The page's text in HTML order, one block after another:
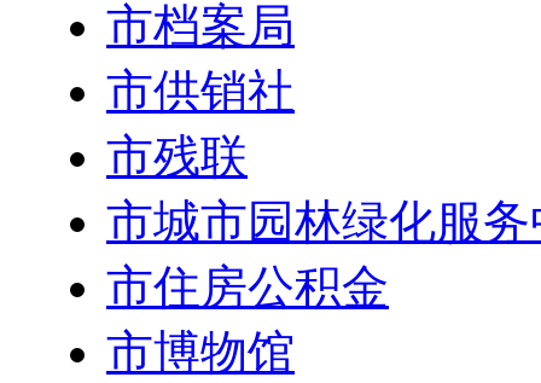
市档案局
市供销社
市残联
市城市园林绿化服
市住房公积金
市博物馆